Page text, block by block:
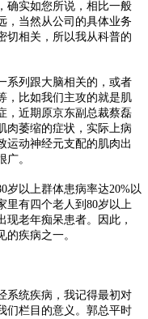
确实如您所说，相比一般
，当然从公司的具体业务
切相关，所以我从科普的
系列跟大脑相关的，或者
， 比如我们主攻的就是肌
，近期原京东副总裁蔡磊
肉萎缩的症状，实际上病
运动神经元支配的肌肉出
。
岁以上群体患病率达20%以
里有四个老人到80岁以上
老年痴呆患者。因此，
疾病之一。
系统疾病，我记得最初对
们栏目的意义。郭总平时